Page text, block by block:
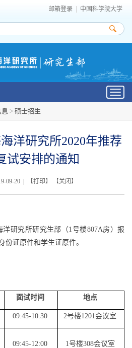
邮箱登录 中国科学院大学
> 硕士招生
洋研究所2020年推荐
试安排的通知
09-20 | 【打印】 【关闭 】
洋研究所研究生部（1 号楼807A房）报
份证原件和学生证原件。
面试时间 地点
09:45-10:30 2号楼1201会议室
09:45-12:00 1号楼308会议室